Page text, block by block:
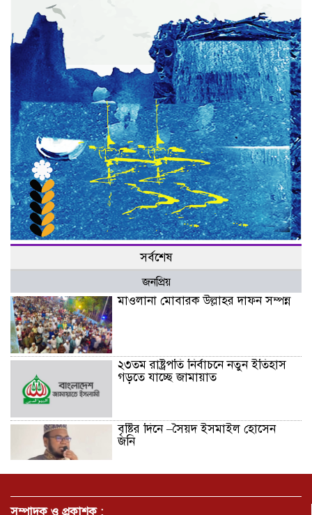
সর্বশেষ
জনপ্রিয়
মাওলানা মোবারক উল্লাহর দাফন সম্পন্ন
২৩তম রাষ্ট্রপতি নির্বাচনে নতুন ইতিহাস
গড়তে যাচ্ছে জামায়াত
বৃষ্টির দিনে –সৈয়দ ইসমাইল হোসেন
জনি
জুলাই সনদ বাস্তবায়নের দাবিতে
সম্পাদক ও প্রকাশক :